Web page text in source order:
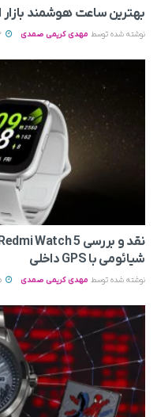
بهترین ساعت هوشمند بازار
نوشته شده توسط مهدی کریمی صمدی
شیائومی با GPS داخلی
نوشته شده توسط مهدی کریمی صمدی